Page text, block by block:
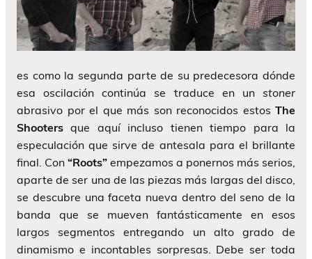
es como la segunda parte de su predecesora dónde
esa oscilación continúa se traduce en un stoner
abrasivo por el que más son reconocidos estos The
Shooters que aquí incluso tienen tiempo para la
especulación que sirve de antesala para el brillante
final. Con “Roots” empezamos a ponernos más serios,
aparte de ser una de las piezas más largas del disco,
se descubre una faceta nueva dentro del seno de la
banda que se mueven fantásticamente en esos
largos segmentos entregando un alto grado de
dinamismo e incontables sorpresas. Debe ser toda